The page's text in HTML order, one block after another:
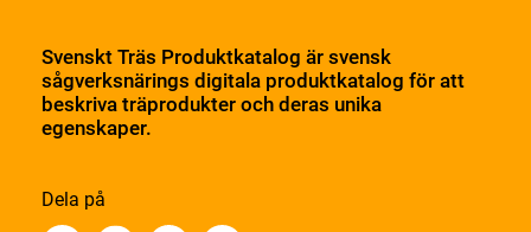
Svenskt Träs Produktkatalog är svensk
sågverksnärings digitala produktkatalog för att
beskriva träprodukter och deras unika
egenskaper.
Dela på